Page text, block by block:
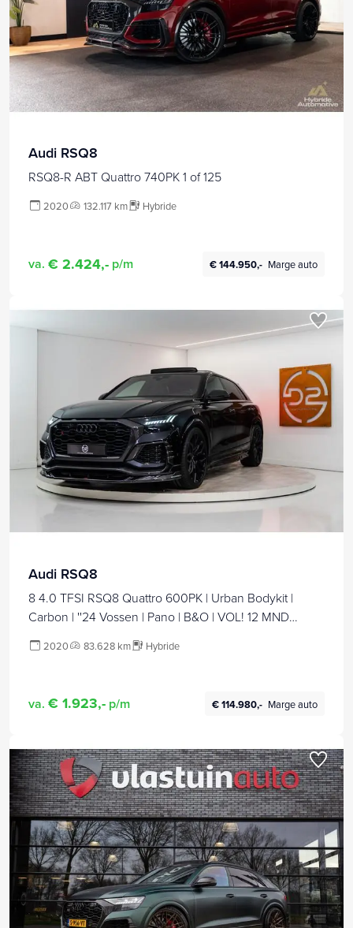
Audi RSQ8
RSQ8-R ABT Quattro 740PK 1 of 125
2020 132.117 km Hybride
va. € 2.424,- p/m € 144.950,- Marge auto
Audi RSQ8
8 4.0 TFSI RSQ8 Quattro 600PK | Urban Bodykit |
Carbon | ''24 Vossen | Pano | B&O | VOL! 12 MND
2020 83.628 km Hybride
va. € 1.923,- p/m € 114.980,- Marge auto